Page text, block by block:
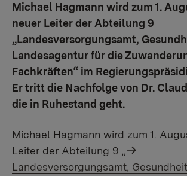
Michael Hagmann wird zum 1.
neuer Leiter der Abteilung 9
„Landesversorgungsamt,
Landesagentur für die
Fachkräften“ im
Er tritt die Nachfolge von Dr.
die in Ruhestand geht.
Michael Hagmann wird zum 1.
Leiter der Abteilung 9 „
Landesversorgungsamt,